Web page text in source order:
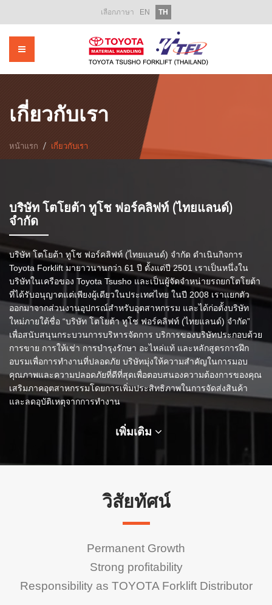
เลือกภาษา EN TH
รถโฟล์คลิฟท์ให้เช่า
ฝึกอบรม
ส่งเสริมการขาย
ข่าวสารองค์กร
สาขาของเรา
ร่วมงานกับเรา
แจ้งเรื่องร้องเรียน
เกี่ยวกับเรา
หน้าแรก เกี่ยวกับเรา
บริษัท โตโยต้า ทูโช ฟอร์คลิฟท์ (ไทยแลนด์)
จำกัด
บริษัท โตโยต้า ทูโช ฟอร์คลิฟท์ (ไทยแลนด์) จำกัด ดำเนินกิจการ
Toyota Forklift มายาวนานกว่า 61 ปี ตั้งแต่ปี 2501 เราเป็นหนึ่งใน
บริษัทในเครือของ Toyota Tsusho และเป็นผู้จัดจำหน่ายรถยกโตโยต้า
ที่ได้รับอนุญาตแต่เพียงผู้เดียวในประเทศไทย ในปี 2008 เราแยกตัว
ออกมาจากส่วนงานอุปกรณ์สำหรับอุตสาหกรรม และได้ก่อตั้งบริษัท
ใหม่ภายใต้ชื่อ “บริษัท โตโยต้า ทูโช ฟอร์คลิฟท์ (ไทยแลนด์) จำกัด”
เพื่อสนับสนุนกระบวนการบริหารจัดการ บริการของบริษัทประกอบด้วย
การขาย การให้เช่า การบำรุงรักษา อะไหล่แท้ และหลักสูตรการฝึก
อบรมเพื่อการทำงานที่ปลอดภัย บริษัทมุ่งให้ความสำคัญในการมอบ
คุณภาพและความปลอดภัยที่ดีที่สุดเพื่อตอบสนองความต้องการของคุณ
เสริมภาคอุตสาหกรรมโดยการเพิ่มประสิทธิภาพในการจัดส่งสินค้า
และลดอุบัติเหตุจากการทำงาน
เพิ่มเติม
วิสัยทัศน์
Permanent Growth
Strong profitability
Responsibility as TOYOTA Forklift Distributor